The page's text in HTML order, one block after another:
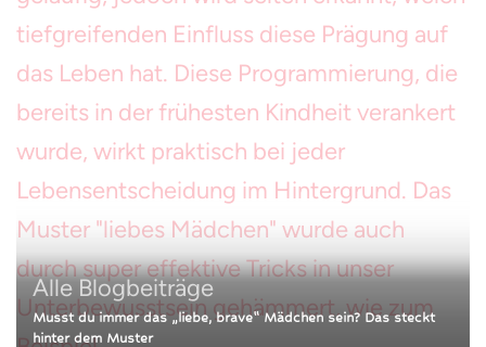
Alle Blogbeiträge
Musst du immer das „liebe, brave“ Mädchen sein? Das steckt
hinter dem Muster